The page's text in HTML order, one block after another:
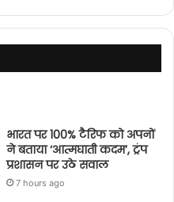
भारत पर 100% टैरिफ को अपनों
ने बताया ‘आत्मघाती कदम’, ट्रंप
प्रशासन पर उठे सवाल
7 hours ago